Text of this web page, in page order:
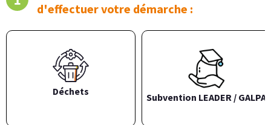
d'effectuer votre démarche :
Déchets Subvention LEADER / GALPA